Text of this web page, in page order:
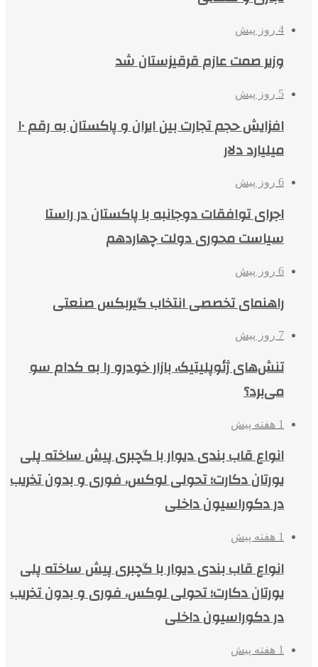
4 روز پیش
وزیر صمت عازم قرقیزستان شد
5 روز پیش
افزایش حجم تجارت بین ایران و پاکستان به رقم ۱۰
میلیارد دلار
6 روز پیش
اجرای توافقات دوجانبه با پاکستان در راستا
سیاست محوری دولت چهاردهم
6 روز پیش
راهنمای تخصصی انتخاب گیربکس صنعتی
7 روز پیش
تنش‌های ژئوپلیتیک، بازار خودرو را به کدام سو
می‌برد؟
1 هفته پیش
انواع قاب بندی دیوار با گچبری پیش ساخته پلی
یورتان دکارت؛ تحولی لوکس، فوری و بدون تخریب
در دکوراسیون داخلی
1 هفته پیش
انواع قاب بندی دیوار با گچبری پیش ساخته پلی
یورتان دکارت؛ تحولی لوکس، فوری و بدون تخریب
در دکوراسیون داخلی
1 هفته پیش